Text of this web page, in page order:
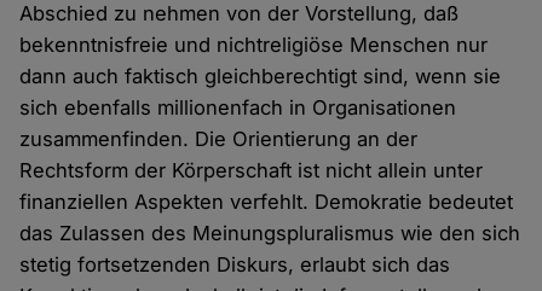
Abschied zu nehmen von der Vorstellung, daß
bekenntnisfreie und nichtreligiöse Menschen nur
dann auch faktisch gleichberechtigt sind, wenn sie
sich ebenfalls millionenfach in Organisationen
zusammenfinden. Die Orientierung an der
Rechtsform der Körperschaft ist nicht allein unter
finanziellen Aspekten verfehlt. Demokratie bedeutet
das Zulassen des Meinungspluralismus wie den sich
stetig fortsetzenden Diskurs, erlaubt sich das